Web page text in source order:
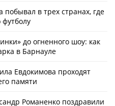
в трех странах, где
до огненного шоу: как
в Барнауле
Евдокимова проходят
памяти
Романенко поздравили